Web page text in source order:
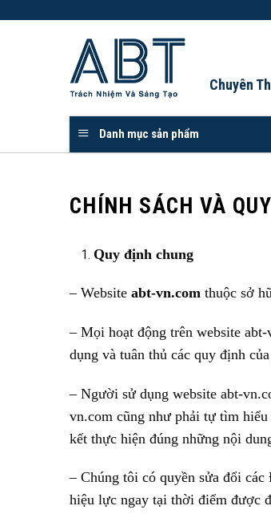
Chuyên
Danh mục sản phẩm
CHÍNH SÁCH VÀ
Quy định chung
– Website abt-vn.com thuộc sở
– Mọi hoạt động trên website
dụng và tuân thủ các quy định
– Người sử dụng website abt-
vn.com cũng như phải tự tìm
kết thực hiện đúng những nội
– Chúng tôi có quyền sửa đổi
hiệu lực ngay tại thời điểm được